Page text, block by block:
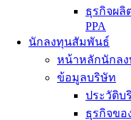
ธุรกิจผลิ
PPA
นักลงทุนสัมพันธ์
หน้าหลักนักล
ข้อมูลบริษัท
ประวัติบ
ธุรกิจขอ